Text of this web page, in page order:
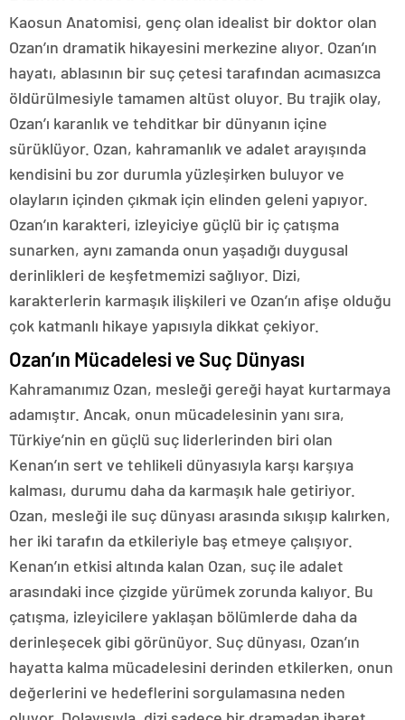
Kaosun Anatomisi, genç olan idealist bir doktor olan
Ozan’ın dramatik hikayesini merkezine alıyor. Ozan’ın
hayatı, ablasının bir suç çetesi tarafından acımasızca
öldürülmesiyle tamamen altüst oluyor. Bu trajik olay,
Ozan’ı karanlık ve tehditkar bir dünyanın içine
sürüklüyor. Ozan, kahramanlık ve adalet arayışında
kendisini bu zor durumla yüzleşirken buluyor ve
olayların içinden çıkmak için elinden geleni yapıyor.
Ozan’ın karakteri, izleyiciye güçlü bir iç çatışma
sunarken, aynı zamanda onun yaşadığı duygusal
derinlikleri de keşfetmemizi sağlıyor. Dizi,
karakterlerin karmaşık ilişkileri ve Ozan’ın afişe olduğu
çok katmanlı hikaye yapısıyla dikkat çekiyor.
Ozan’ın Mücadelesi ve Suç Dünyası
Kahramanımız Ozan, mesleği gereği hayat kurtarmaya
adamıştır. Ancak, onun mücadelesinin yanı sıra,
Türkiye’nin en güçlü suç liderlerinden biri olan
Kenan’ın sert ve tehlikeli dünyasıyla karşı karşıya
kalması, durumu daha da karmaşık hale getiriyor.
Ozan, mesleği ile suç dünyası arasında sıkışıp kalırken,
her iki tarafın da etkileriyle baş etmeye çalışıyor.
Kenan’ın etkisi altında kalan Ozan, suç ile adalet
arasındaki ince çizgide yürümek zorunda kalıyor. Bu
çatışma, izleyicilere yaklaşan bölümlerde daha da
derinleşecek gibi görünüyor. Suç dünyası, Ozan’ın
hayatta kalma mücadelesini derinden etkilerken, onun
değerlerini ve hedeflerini sorgulamasına neden